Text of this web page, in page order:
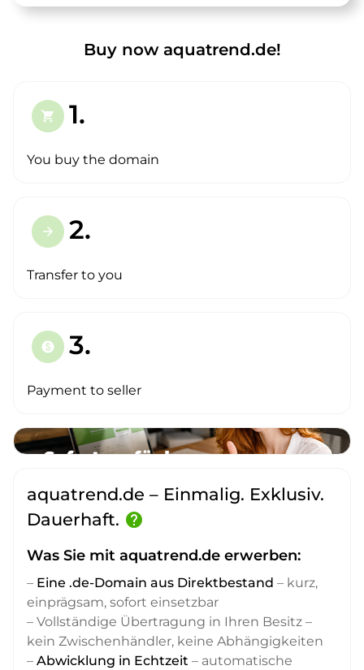
Buy now aquatrend.de!
shopping_cart 1.
You buy the domain
arrow_forward 2.
Transfer to you
paid 3.
Payment to seller
aquatrend.de – Einmalig. Exklusiv.
Dauerhaft. help
Was Sie mit aquatrend.de erwerben:
– Eine .de-Domain aus Direktbestand – kurz,
einprägsam, sofort einsetzbar
– Vollständige Übertragung in Ihren Besitz –
kein Zwischenhändler, keine Abhängigkeiten
– Abwicklung in Echtzeit – automatische